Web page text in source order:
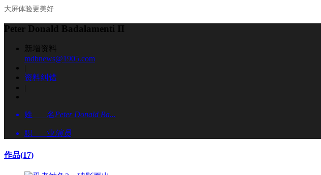
大屏体验更美好
Peter Donald Badalamenti II
新增资料
mdbnews@1905.com
|
资料纠错
|
姓 名Peter Donald Ba...
职 业演员
作品(17)